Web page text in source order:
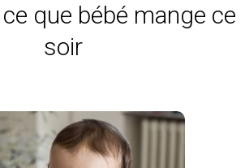
que bébé mange ce
soir